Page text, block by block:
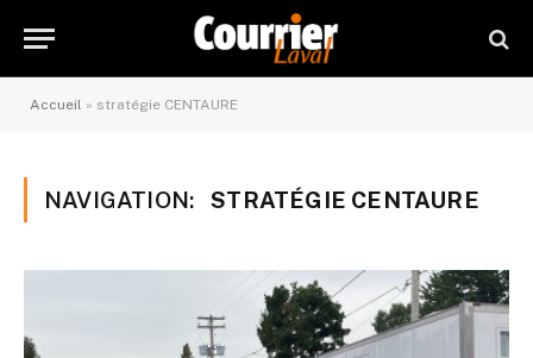
Accueil » stratégie CENTAURE
NAVIGATION: STRATÉGIE CENTAURE